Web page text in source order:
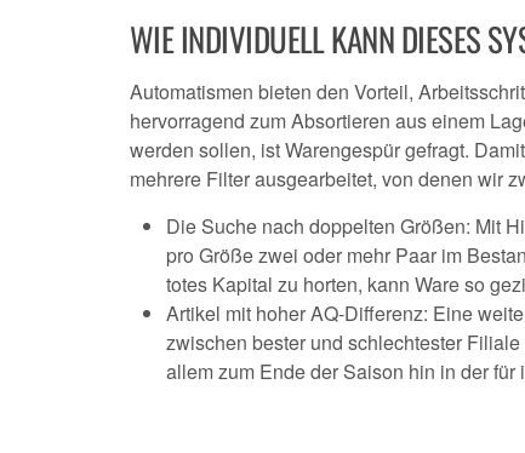
WIE INDIVIDUELL KANN DIESES
Automatismen bieten den Vorteil,
hervorragend zum Absortieren aus einem
werden sollen, ist Warengespür gefragt.
mehrere Filter ausgearbeitet, von denen wir
Die Suche nach doppelten Größen: Mit
pro Größe zwei oder mehr Paar im
totes Kapital zu horten, kann Ware so
Artikel mit hoher AQ-Differenz: Eine
zwischen bester und schlechtester
allem zum Ende der Saison hin in der